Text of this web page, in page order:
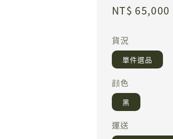
Sale
NT$ 65,000
貨況
單件選品
顔色
黑
運送